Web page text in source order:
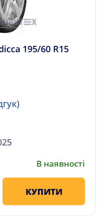
195/60 R15
В наявності
КУПИТИ